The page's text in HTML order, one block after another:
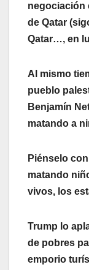
negociación
de Qatar
Qatar…, en
Al mismo
pueblo
Benjamín
matando a
Piénselo
matando
vivos, los
Trump lo
de pobres
emporio